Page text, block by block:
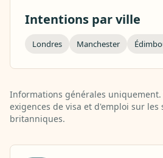
Intentions par ville
Londres Manchester
Informations générales uniquement.
exigences de visa et d'emploi sur les
britanniques.